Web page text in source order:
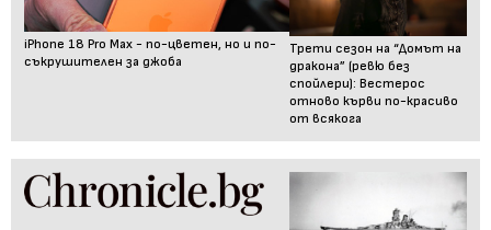
iPhone 18 Pro Max - по-цветен, но и по-
съкрушителен за джоба
Трети сезон на “Домът на
дракона” (ревю без
спойлери): Вестерос
отново кърви по-красиво
от всякога